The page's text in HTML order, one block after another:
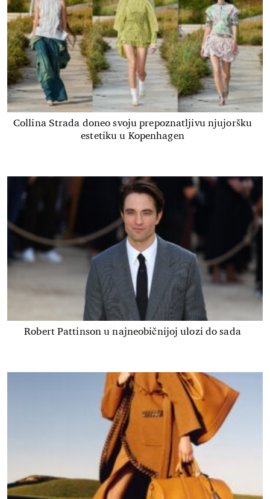
Collina Strada doneo svoju prepoznatljivu njujoršku
estetiku u Kopenhagen
Robert Pattinson u najneobičnijoj ulozi do sada